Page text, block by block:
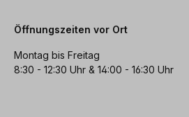
Öffnungszeiten vor Ort
Montag bis Freitag
8:30 - 12:30 Uhr & 14:00 - 16:30 Uhr